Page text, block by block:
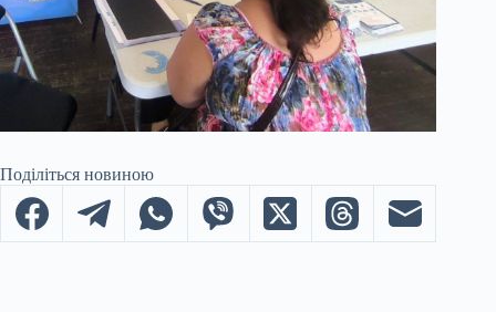
Поділіться новиною